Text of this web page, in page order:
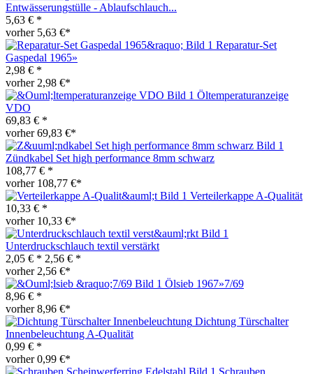
Entwässerungstülle - Ablaufschlauch...
5,63 € *
vorher 5,63 €*
Reparatur-Set
Gaspedal 1965»
2,98 € *
vorher 2,98 €*
Öltemperaturanzeige
VDO
69,83 € *
vorher 69,83 €*
Zündkabel Set high performance 8mm schwarz
108,77 € *
vorher 108,77 €*
Verteilerkappe A-Qualität
10,33 € *
vorher 10,33 €*
Unterdruckschlauch textil verstärkt
2,05 € * 2,56 € *
vorher 2,56 €*
Ölsieb 1967»7/69
8,96 € *
vorher 8,96 €*
Dichtung Türschalter
Innenbeleuchtung A-Qualität
0,99 € *
vorher 0,99 €*
Schrauben